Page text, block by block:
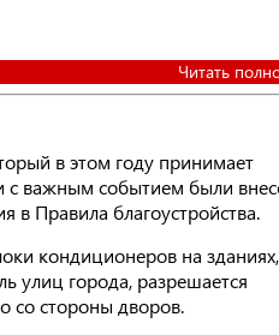
Читать
в этом году принимает
с важным событием были
в Правила благоустройства.
кондиционеров на зданиях,
улиц города, разрешается
со стороны дворов.